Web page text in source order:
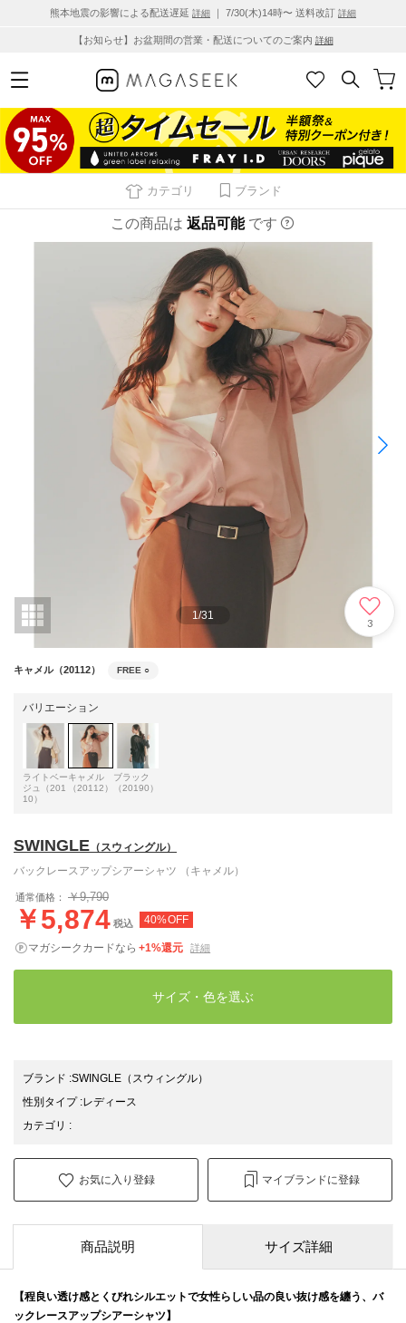
熊本地震の影響による配送遅延 詳細 ｜ 7/30(木)14時〜 送料改訂 詳細
【お知らせ】お盆期間の営業・配送についてのご案内 詳細
カテゴリ ブランド
この商品は 返品可能 です
1/31
3
キャメル（20112） FREE ○
バリエーション
ライトベー
ジュ（201
10）
キャメル
（20112）
ブラック
（20190）
SWINGLE （スウィングル）
バックレースアップシアーシャツ （キャメル）
通常価格： ￥9,790
￥5,874 税込 40%OFF
マガシークカードなら +1%還元 詳細
サイズ・色を選ぶ
ブランド :SWINGLE （スウィングル）
性別タイプ:レディース
カテゴリ :
お気に入り登録 マイブランドに登録
商品説明 サイズ詳細
【程良い透け感とくびれシルエットで女性らしい品の良い抜け感を纏う、バ
ックレースアップシアーシャツ】